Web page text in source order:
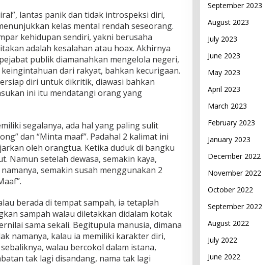
lantas panik dan tidak introspeksi diri,
kelas mental rendah seseorang.
kehidupan sendiri, yakni berusaha
adalah kesalahan atau hoax. Akhirnya
publik diamanahkan mengelola negeri,
dari rakyat, bahkan kecurigaan.
diri untuk dikritik, diawasi bahkan
ini itu mendatangi orang yang
segalanya, ada hal yang paling sulit
dan “Minta maaf”. Padahal 2 kalimat ini
oleh orangtua. Ketika duduk di bangku
Namun setelah dewasa, semakin kaya,
semakin susah menggunakan 2
berada di tempat sampah, ia tetaplah
sampah walau diletakkan didalam kotak
sama sekali. Begitupula manusia, dimana
namanya, kalau ia memiliki karakter diri,
walau bercokol dalam istana,
tak lagi disandang, nama tak lagi
September 2023
August 2023
July 2023
June 2023
May 2023
April 2023
March 2023
February 2023
January 2023
December 2022
November 2022
October 2022
September 2022
August 2022
July 2022
June 2022